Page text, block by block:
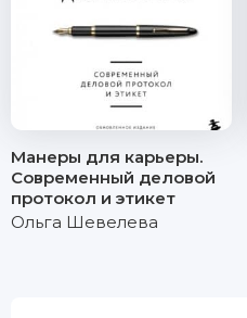
Манеры для карьеры.
Современный деловой
протокол и этикет
Ольга Шевелева